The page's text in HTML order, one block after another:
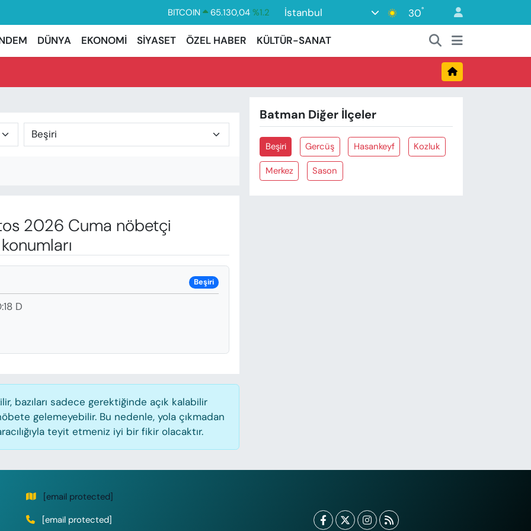
BITCOIN 65.130,04 %1.2
DOLAR
47,7106
%0.17
EURO
55,1652 %0.27
%-19
İstanbul 30°
DÜNYA EKONOMİ SİYASET ÖZEL HABER KÜLTÜR-SANAT
2026 Cuma nöbetçi
Beşiri
D
bazıları sadece gerektiğinde açık kalabilir
gelemeyebilir. Bu nedenle, yola çıkmadan
teyit etmeniz iyi bir fikir olacaktır.
Batman Diğer İlçeler
Beşiri Gercüş Hasankeyf Kozluk
Merkez Sason
[email protected]
[email protected]